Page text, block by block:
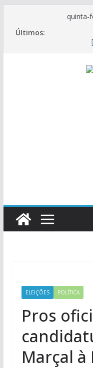
para
quinta-
Últimos:
ELEIÇÕES POLÍTICA
Pros
Marçal à